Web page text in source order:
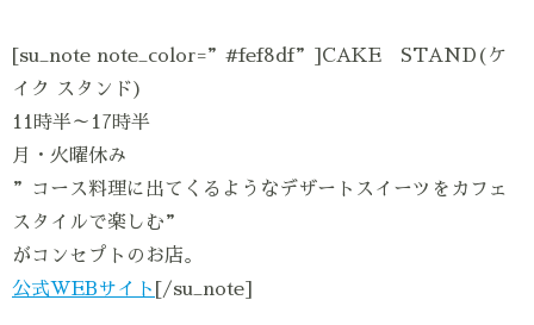
[su_note note_color=”#fef8df”]CAKE STAND(ケ
イク スタンド)
11時半～17時半
月・火曜休み
”コース料理に出てくるようなデザートスイーツをカフェ
スタイルで楽しむ”
がコンセプトのお店。
公式WEBサイト
[/su_note]